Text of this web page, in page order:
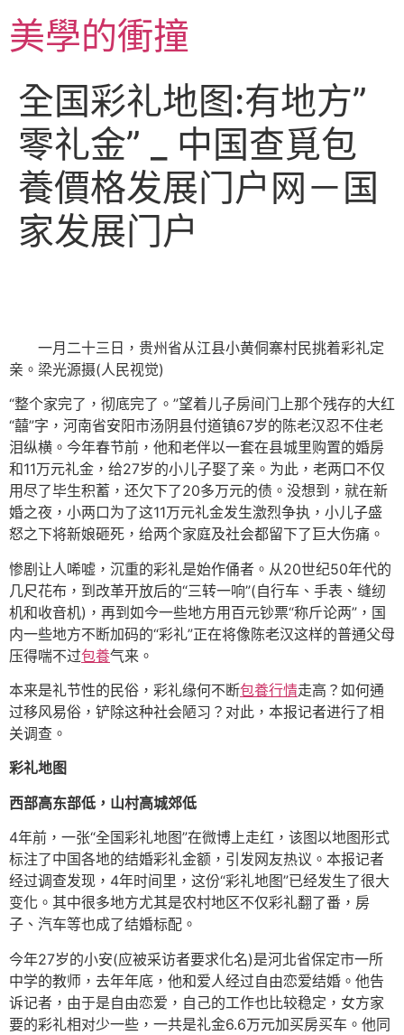
至
主美學的衝撞
全国彩礼地图:有地方”
零礼金” _ 中国查覓包
養價格发展门户网－国
家发展门户
一月二十三日，贵州省从江县小黄侗寨村民挑着彩礼定
亲。梁光源摄(人民视觉)
“整个家完了，彻底完了。”望着儿子房间门上那个残存的大红
“囍”字，河南省安阳市汤阴县付道镇67岁的陈老汉忍不住老
泪纵横。今年春节前，他和老伴以一套在县城里购置的婚房
和11万元礼金，给27岁的小儿子娶了亲。为此，老两口不仅
用尽了毕生积蓄，还欠下了20多万元的债。没想到，就在新
婚之夜，小两口为了这11万元礼金发生激烈争执，小儿子盛
怒之下将新娘砸死，给两个家庭及社会都留下了巨大伤痛。
惨剧让人唏嘘，沉重的彩礼是始作俑者。从20世纪50年代的
几尺花布，到改革开放后的“三转一响”(自行车、手表、缝纫
机和收音机)，再到如今一些地方用百元钞票“称斤论两”，国
内一些地方不断加码的“彩礼”正在将像陈老汉这样的普通父母
压得喘不过包養气来。
本来是礼节性的民俗，彩礼缘何不断包養行情走高？如何通
过移风易俗，铲除这种社会陋习？对此，本报记者进行了相
关调查。
彩礼地图
西部高东部低，山村高城郊低
4年前，一张“全国彩礼地图”在微博上走红，该图以地图形式
标注了中国各地的结婚彩礼金额，引发网友热议。本报记者
经过调查发现，4年时间里，这份“彩礼地图”已经发生了很大
变化。其中很多地方尤其是农村地区不仅彩礼翻了番，房
子、汽车等也成了结婚标配。
今年27岁的小安(应被采访者要求化名)是河北省保定市一所
中学的教师，去年年底，他和爱人经过自由恋爱结婚。他告
诉记者，由于是自由恋爱，自己的工作也比较稳定，女方家
要的彩礼相对少一些，一共是礼金6.6万元加买房买车。他同